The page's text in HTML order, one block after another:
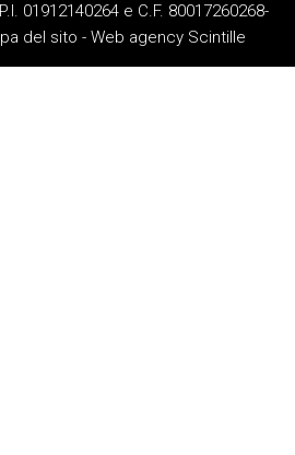
01912140264 e C.F. 80017260268-
del sito - Web agency Scintille